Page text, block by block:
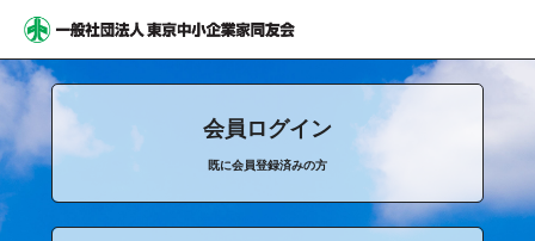
会員ログイン
既に会員登録済みの方